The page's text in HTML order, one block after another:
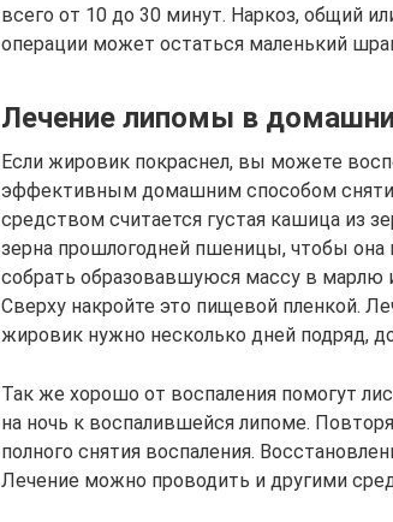
всего от 10 до 30 минут. Наркоз, общий
операции может остаться маленький
Лечение липомы в
Если жировик покраснел, вы можете
эффективным домашним способом
средством считается густая кашица из
зерна прошлогодней пшеницы, чтобы
собрать образовавшуюся массу в марлю
Сверху накройте это пищевой пленкой.
жировик нужно несколько дней подряд,
Так же хорошо от воспаления помогут
на ночь к воспалившейся липоме.
полного снятия воспаления.
Лечение можно проводить и другими